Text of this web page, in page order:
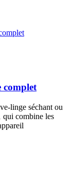
complet
linge séchant ou
qui combine les